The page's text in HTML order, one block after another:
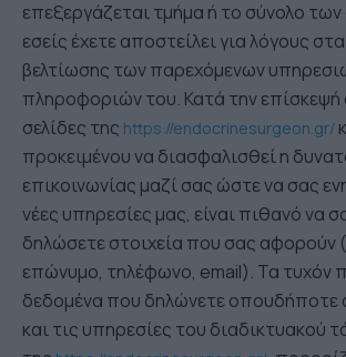
επεξεργάζεται τμήμα ή το σύνολο
εσείς έχετε αποστείλει για λόγους
βελτίωσης των παρεχόμενων
πληροφοριών του. Κατά την επίσκεψή
σελίδες της https://endocrinesurgeon.gr/
προκειμένου να διασφαλισθεί η
επικοινωνίας μαζί σας ώστε να σας
νέες υπηρεσίες μας, είναι πιθανό να
δηλώσετε στοιχεία που σας αφορούν
επώνυμο, τηλέφωνο, email). Τα τυχόν
δεδομένα που δηλώνετε οπουδήποτε
και τις υπηρεσίες του διαδικτυακού